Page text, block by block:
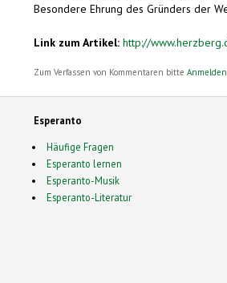
Besondere Ehrung des Gründers der
Link zum Artikel: http://
Zum Verfassen von Kommentaren bitte Anmelden
Esperanto
Häufige Fragen
Esperanto lernen
Esperanto-Musik
Esperanto-Literatur